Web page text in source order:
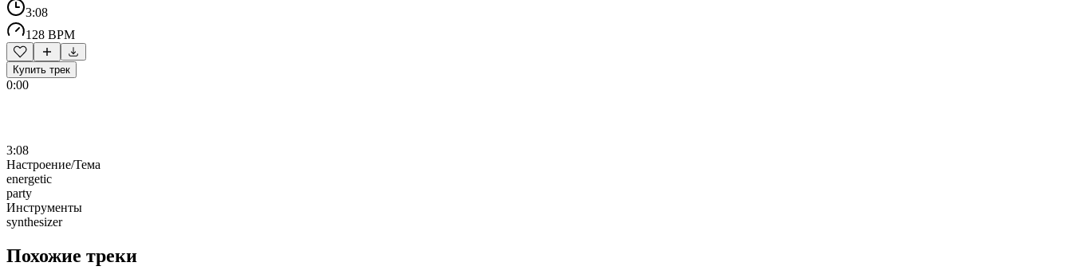
3:08
128 BPM
Купить трек
0:00
3:08
Настроение/Тема
energetic
party
Инструменты
synthesizer
Похожие треки